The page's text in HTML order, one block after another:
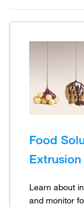
Food
Extrusion
Learn about
and monitor